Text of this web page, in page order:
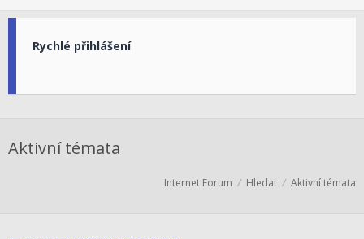
Rychlé přihlášení
Aktivní témata
Internet Forum Hledat Aktivní témata